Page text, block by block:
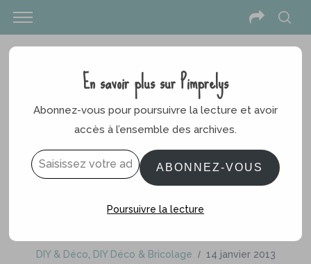
DIY & Déco DIY Déco & Bricolage 14 janvier 2013
En savoir plus sur Pimprelys
Abonnez-vous pour poursuivre la lecture et avoir
accès à l’ensemble des archives.
ABONNEZ-VOUS
Poursuivre la lecture